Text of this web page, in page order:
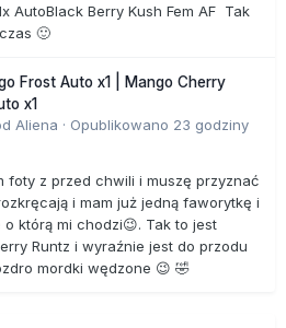
AutoBlack Berry Kush Fem AF Tak
🙂
Frost Auto x1 | Mango Cherry
x1
Aliena · Opublikowano 23 godziny
foty z przed chwili i muszę przyznać
i mam już jedną faworytkę i
którą mi chodzi😉. Tak to jest
Runtz i wyraźnie jest do przodu
mordki wędzone 😉 🤣